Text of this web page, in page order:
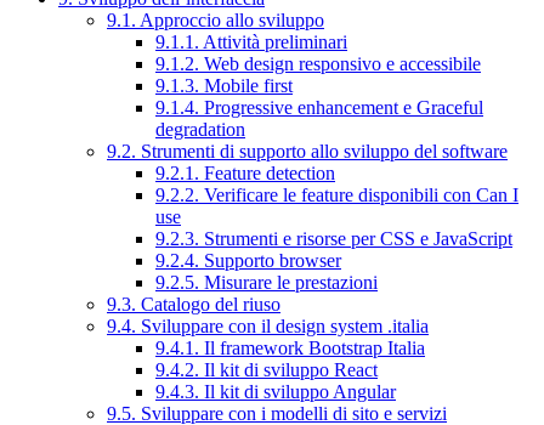
9.1. Approccio allo sviluppo
9.1.1. Attività preliminari
9.1.2. Web design responsivo e accessibile
9.1.3. Mobile first
9.1.4. Progressive enhancement e Graceful
degradation
9.2. Strumenti di supporto allo sviluppo del software
9.2.1. Feature detection
9.2.2. Verificare le feature disponibili con Can I
use
9.2.3. Strumenti e risorse per CSS e JavaScript
9.2.4. Supporto browser
9.2.5. Misurare le prestazioni
9.3. Catalogo del riuso
9.4. Sviluppare con il design system .italia
9.4.1. Il framework Bootstrap Italia
9.4.2. Il kit di sviluppo React
9.4.3. Il kit di sviluppo Angular
9.5. Sviluppare con i modelli di sito e servizi